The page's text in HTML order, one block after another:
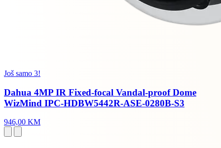
Još samo 3!
Dahua 4MP IR Fixed-focal Vandal-proof Dome
WizMind IPC-HDBW5442R-ASE-0280B-S3
946,00 KM